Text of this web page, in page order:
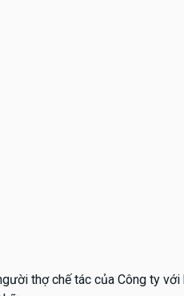
thợ chế tác của Công ty với